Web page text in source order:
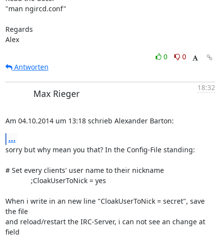
"man ngircd.conf"
Regards
Alex
0
0
Antworten
Max Rieger
18:32
Am 04.10.2014 um 13:18 schrieb Alexander Barton:
...
sorry but why mean you that? In the Config-File standing:
# Set every clients' user name to their nickname
When i write in an new line "CloakUserToNick = secret", save
the file
and reload/restart the IRC-Server, i can not see an change at
field